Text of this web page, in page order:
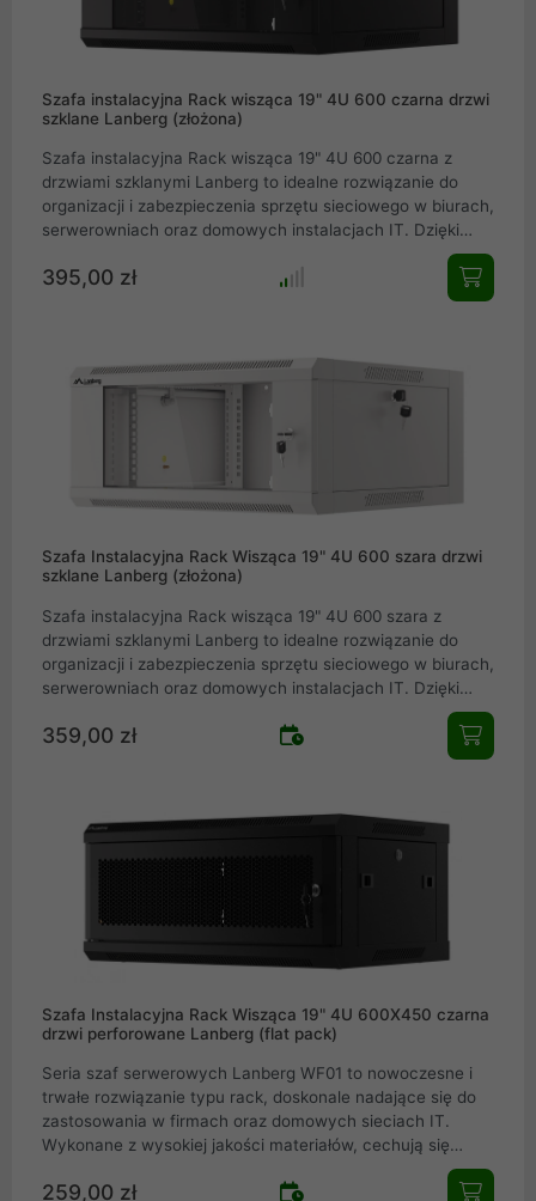
Szafa instalacyjna Rack wisząca 19" 4U 600 czarna drzwi
szklane Lanberg (złożona)
Szafa instalacyjna Rack wisząca 19" 4U 600 czarna z
drzwiami szklanymi Lanberg to idealne rozwiązanie do
organizacji i zabezpieczenia sprzętu sieciowego w biurach,
serwerowniach oraz domowych instalacjach IT. Dzięki
solidnej stalowej konstrukcji, drzwiom z hartowanego szkła
i kompaktowej budowie, szafa ta łączy trwałość z
estetyką. Zdejmowane panele boczne, otwory kablowe
Spełnia międzynarodowe standardy i gwarantuje pełną
kompatybilność z urządzeniami 19".
395,00 zł
Szafa Instalacyjna Rack Wisząca 19" 4U 600 szara drzwi
szklane Lanberg (złożona)
Szafa instalacyjna Rack wisząca 19" 4U 600 szara z
drzwiami szklanymi Lanberg to idealne rozwiązanie do
organizacji i zabezpieczenia sprzętu sieciowego w biurach,
serwerowniach oraz domowych instalacjach IT. Dzięki
solidnej stalowej konstrukcji, drzwiom z hartowanego szkła
i kompaktowej budowie, szafa ta łączy trwałość z
estetyką. Zdejmowane panele boczne, otwory kablowe
Spełnia międzynarodowe standardy i gwarantuje pełną
kompatybilność z urządzeniami 19".
359,00 zł
Szafa Instalacyjna Rack Wisząca 19" 4U 600X450 czarna
drzwi perforowane Lanberg (flat pack)
Seria szaf serwerowych Lanberg WF01 to nowoczesne i
trwałe rozwiązanie typu rack, doskonale nadające się do
zastosowania w firmach oraz domowych sieciach IT.
Wykonane z wysokiej jakości materiałów, cechują się
oczekiwania nawet najbardziej wymagających
259,00 zł